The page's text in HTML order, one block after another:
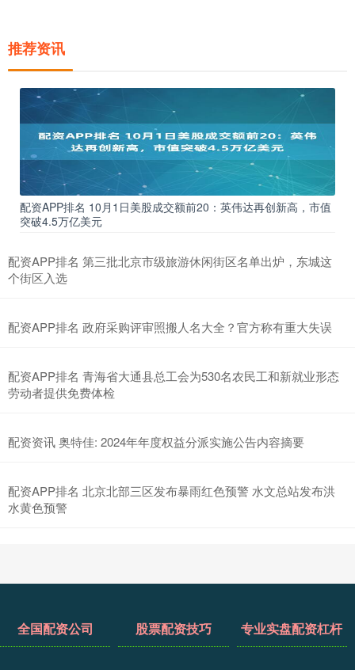
推荐资讯
配资APP排名 10月1日美股成交额前20：英伟达再创新高，市值
突破4.5万亿美元
配资APP排名 第三批北京市级旅游休闲街区名单出炉，东城这
个街区入选
配资APP排名 政府采购评审照搬人名大全？官方称有重大失误
配资APP排名 青海省大通县总工会为530名农民工和新就业形态
劳动者提供免费体检
配资资讯 奥特佳: 2024年年度权益分派实施公告内容摘要
配资APP排名 北京北部三区发布暴雨红色预警 水文总站发布洪
水黄色预警
全国配资公司 股票配资技巧 专业实盘配资杠杆